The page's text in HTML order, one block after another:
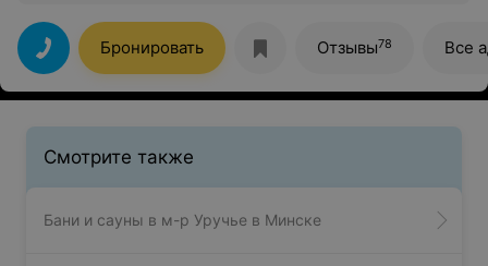
Бронировать Отзывы78 Все
Смотрите также
Бани и сауны в м-р Уручье в Минске